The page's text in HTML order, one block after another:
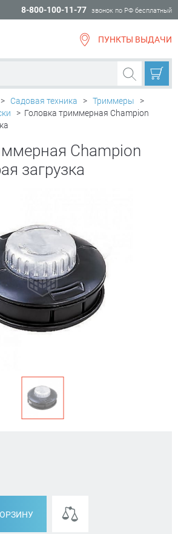
8-800-100-11-77 звонок по РФ бесплатный
ПУНКТЫ ВЫДАЧИ
> Садовая техника > Триммеры
>
> Головка триммерная Champion
Champion
загрузка